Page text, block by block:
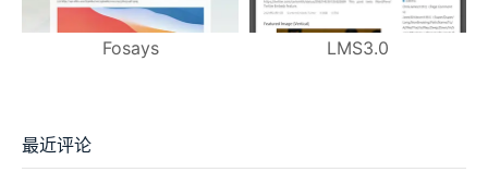
Fosays LMS3.0
最近评论